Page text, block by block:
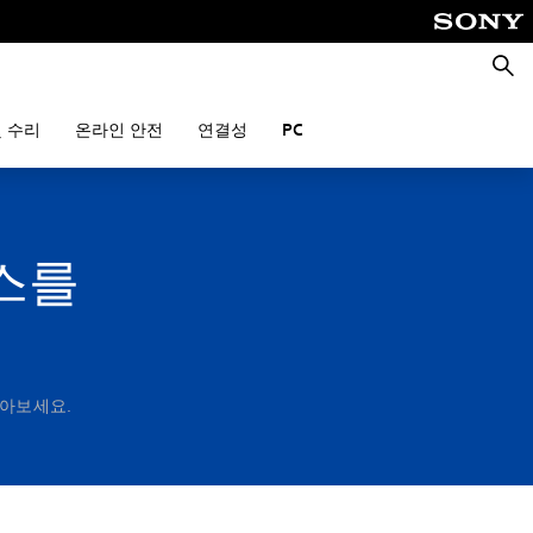
검
색
수리 온라인 안전 연결성 PC
를
보세요.